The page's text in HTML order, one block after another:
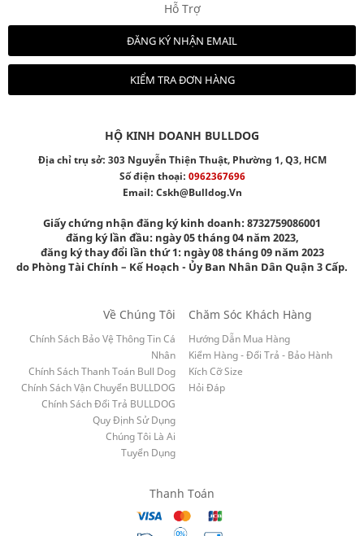
Hỗ Trợ
ĐĂNG KÝ NHẬN EMAIL
KIỂM TRA ĐƠN HÀNG
HỘ KINH DOANH BULLDOG
Địa chỉ trụ sở: 303 Nguyễn Thiện Thuật, Phường 1, Q3, HCM
Số điện thoại: 0962367696
Email: Cskh@bulldog.vn
Giấy chứng nhận đăng ký kinh doanh: 8732759086001
đăng ký lần đầu: ngày 05 tháng 04 năm 2023,
đăng ký thay đổi lần thứ 1: ngày 08 tháng 09 năm 2023
do Phòng Tài Chính – Kế Hoạch - Ủy Ban Nhân Dân Quận 3 Cấp.
Về Chúng Tôi
Chính Sách Bảo Vệ Thông Tin Cá
Nhân
Chính Sách Thanh Toán Bull Dog
Chính Sách Vận Chuyển BULLDOG
Chính Sách Đổi Trả BULLDOG
Quy Định Sử Dụng
Chúng Tôi Là Ai
Tuyển Dụng
Chăm Sóc Khách Hàng
Hướng Dẫn Mua Hàng
Kiểm Hàng - Đổi Trả - Bảo Hành
Kích Cỡ Size
Hỏi Đáp
Thanh Toán